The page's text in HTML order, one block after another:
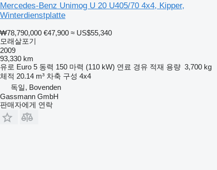
Mercedes-Benz Unimog U 20 U405/70 4x4, Kipper,
Winterdienstplatte
₩78,790,000 €47,900 ≈ US$55,340
모래살포기
2009
93,330 km
유로 Euro 5 동력 150 마력 (110 kW) 연료 경유 적재 용량 3,700 kg
체적 20.14 m³ 차축 구성 4x4
독일, Bovenden
Gassmann GmbH
판매자에게 연락